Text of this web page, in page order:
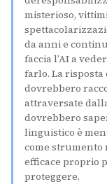
misterioso,
da anni e
faccia l’AI a
farlo. La
dovrebbero
attraversate
dovrebbero
linguistico è
come strumento
efficace proprio
proteggere.